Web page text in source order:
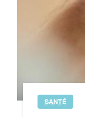
SANTÉ